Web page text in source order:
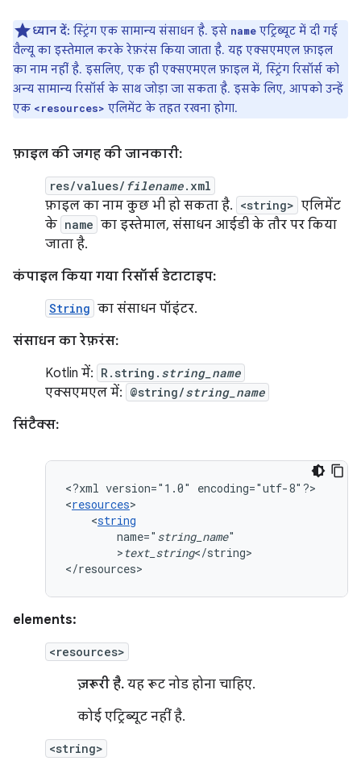
ध्यान दें: स्ट्रिंग एक सामान्य संसाधन है. इसे name एट्रिब्यूट में दी गई
वैल्यू का इस्तेमाल करके रेफ़रंस किया जाता है. यह एक्सएमएल फ़ाइल
का नाम नहीं है. इसलिए, एक ही एक्सएमएल फ़ाइल में, स्ट्रिंग रिसॉर्स को
अन्य सामान्य रिसॉर्स के साथ जोड़ा जा सकता है. इसके लिए, आपको उन्हें
एक <resources> एलिमेंट के तहत रखना होगा.
फ़ाइल की जगह की जानकारी:
res/values/ filename.xml
फ़ाइल का नाम कुछ भी हो सकता है. <string> एलिमेंट
के name का इस्तेमाल, संसाधन आईडी के तौर पर किया
जाता है.
कंपाइल किया गया रिसॉर्स डेटाटाइप:
String का संसाधन पॉइंटर.
संसाधन का रेफ़रंस:
Kotlin में: R.string. string_name
एक्सएमएल में: @string/string_name
सिंटैक्स:
<?xml version="1.0"
encoding="utf-8"?>
<resources
<string
name=" string_name
>text_string</string>
</resources>
elements:
<resources>
ज़रूरी है. यह रूट नोड होना चाहिए.
कोई एट्रिब्यूट नहीं है.
<string>